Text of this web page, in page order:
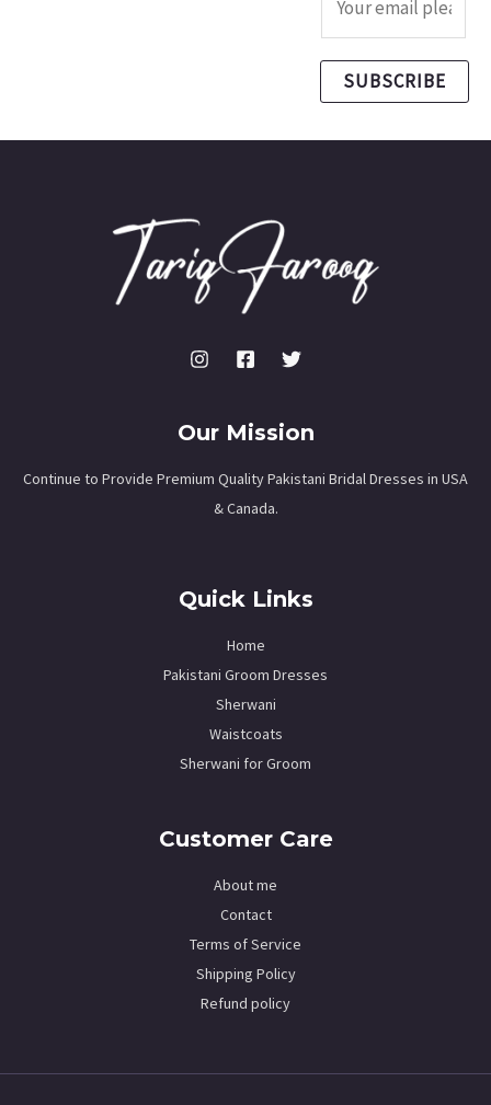
SUBSCRIBE
Our Mission
Continue to Provide Premium Quality Pakistani Bridal Dresses in USA
& Canada.
Quick Links
Home
Pakistani Groom Dresses
Sherwani
Waistcoats
Sherwani for Groom
Customer Care
About me
Contact
Terms of Service
Shipping Policy
Refund policy